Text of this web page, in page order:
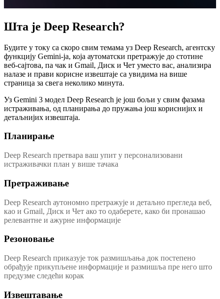
Шта је Deep Research?
Будите у току са скоро свим темама уз Deep Research, агентску
функцију Gemini-ја, која аутоматски претражује до стотине
веб-сајтова, па чак и Gmail, Диск и Чет уместо вас, анализира
налазе и прави корисне извештаје са увидима на више
страница за свега неколико минута.
Уз Gemini 3 модел Deep Research је још бољи у свим фазама
истраживања, од планирања до пружања још кориснијих и
детаљнијих извештаја.
Планирање
Deep Research претвара ваш упит у персонализовани
истраживачки план у више тачака
Претраживање
Deep Research аутономно претражује и детаљно прегледа веб,
као и Gmail, Диск и Чет ако то одаберете, како би пронашао
релевантне и ажурне информације
Резоновање
Deep Research приказује ток размишљања док постепено
обрађује прикупљене информације и размишља пре него што
предузме следећи корак
Извештавање